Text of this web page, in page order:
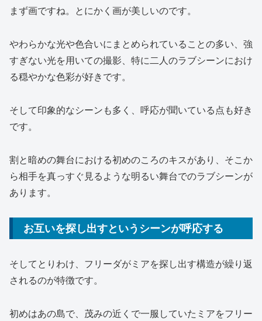
まず画ですね。とにかく画が美しいのです。
やわらかな光や色合いにまとめられていることの多い、強
すぎない光を用いての撮影、特に二人のラブシーンにおけ
る穏やかな色彩が好きです。
そして印象的なシーンも多く、呼応が聞いている点も好き
です。
割と暗めの舞台における初めのころのキスがあり、そこか
ら相手を真っすぐ見るような明るい舞台でのラブシーンが
あります。
お互いを探し出すというシーンが呼応する
そしてとりわけ、フリーダがミアを探し出す構造が繰り返
されるのが特徴です。
初めはあの島で、茂みの近くで一服していたミアをフリー